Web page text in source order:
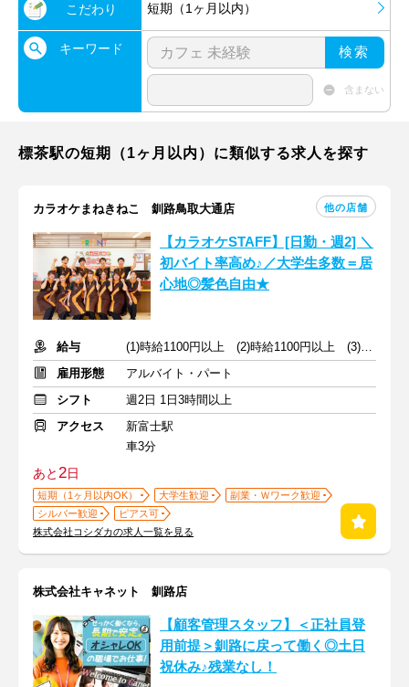
こだわり 短期（1ヶ月以内）
キーワード 検索
含まない
標茶駅の短期（1ヶ月以内）に類似する求人を探す
カラオケまねきねこ 釧路鳥取大通店 他の店舗
【カラオケSTAFF】[日勤・週2] ＼
初バイト率高め♪／大学生多数＝居
心地◎髪色自由★
給与
(1)時給1100円以上 (2)時給1100円以上 (3)時給1120円以上
雇用形態
アルバイト・パート
シフト
週2日 1日3時間以上
アクセス
新富士駅
車3分
あと2日
短期（1ヶ月以内OK） 大学生歓迎
副業・Ｗワーク歓迎
シルバー歓迎
ピアス可
株式会社コシダカの求人一覧を見る
株式会社キャネット 釧路店
【顧客管理スタッフ】＜正社員登
用前提＞釧路に戻って働く◎土日
祝休み♪残業なし！